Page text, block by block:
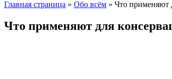
Главная страница » Обо всём » Что применяют
Что применяют для